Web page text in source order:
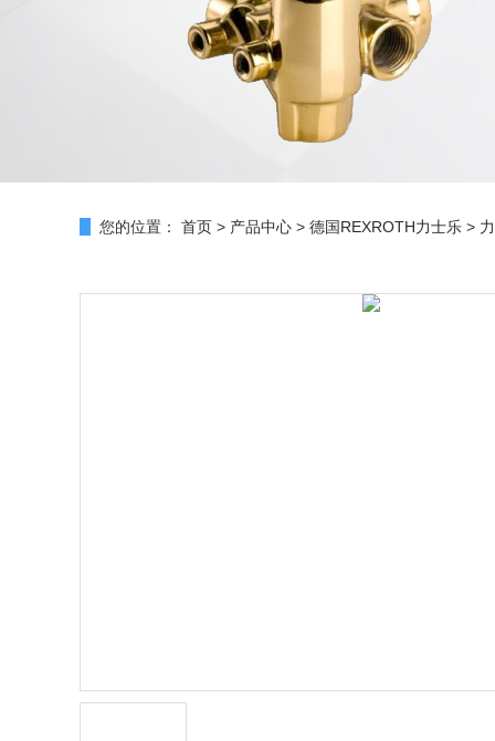
您的位置： 首页 > 产品中心 > 德国REXROTH力士乐 >